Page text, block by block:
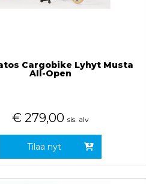
Cargobike Lyhyt Musta
All-Open
€ 279,00 sis. alv
Tilaa nyt